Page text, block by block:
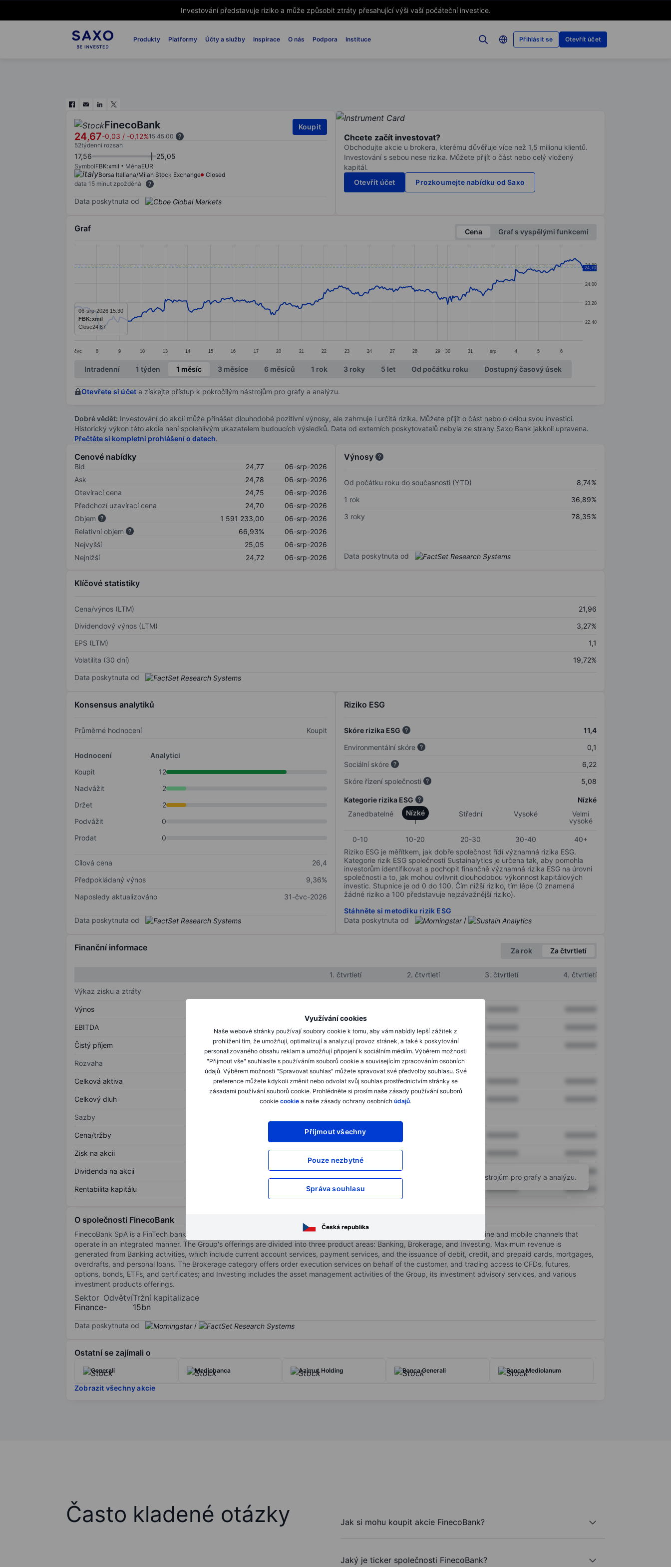
Investování představuje riziko a může způsobit ztráty přesahující výši vaší počáteční investice.
Produkty Platformy Účty a služby Inspirace O nás Podpora Instituce Přihlásit se Otevřít účet
Využívání cookies
Naše webové stránky používají soubory cookie k tomu, aby vám nabídly lepší zážitek z
prohlížení tím, že umožňují, optimalizují a analyzují provoz stránek, a také k poskytování
personalizovaného obsahu reklam a umožňují připojení k sociálním médiím. Výběrem možnosti
"Přijmout vše" souhlasíte s používáním souborů cookie a souvisejícím zpracováním osobních
údajů. Výběrem možnosti "Spravovat souhlas" můžete spravovat své předvolby souhlasu. Své
preference můžete kdykoli změnit nebo odvolat svůj souhlas prostřednictvím stránky se
zásadami používání souborů cookie. Prohlédněte si prosím naše zásady používání souborů
cookie cookie a naše zásady ochrany osobních údajů.
Přijmout všechny
Pouze nezbytné
Správa souhlasu
Česká republika
FinecoBank
24,67-0,03 / -0,12%15:45:00
Koupit
52týdenní rozsah
17,56 25,05
SymbolFBK:xmil MěnaEUR
Borsa Italiana/Milan Stock Exchange
Closed
data 15 minut zpožděná
Data poskytnuta od
Chcete začít investovat?
Obchodujte akcie u brokera, kterému důvěřuje více než 1,5 milionu klientů.
Investování s sebou nese rizika. Můžete přijít o část nebo celý vložený
kapitál.
Otevřít účet
Prozkoumejte nabídku od Saxo
Graf Cena
Graf s vyspělými funkcemi
Line chart with 404 data points.
The chart has 1 Y axis displaying values. Data ranges from 22.06 to 25.05.
čvc 8 9 10 13 14 15 16 17 20 21 22 23 24 27 28 29 30 31 srp 4 5 6
22,40
23,20
24,00
24,80
24,70
06-srp-2026 15:30
FBK:xmil
Close24,67
End of interactive chart.
Intradenní 1 týden 1 měsíc 3 měsíce 6 měsíců 1 rok 3 roky 5 let Od počátku roku Dostupný časový úsek
Otevřete si účet a získejte přístup k pokročilým nástrojům pro grafy a analýzu.
Dobré vědět: Investování do akcií může přinášet dlouhodobé pozitivní výnosy, ale zahrnuje i určitá rizika. Můžete přijít o část nebo o celou svou investici.
Historický výkon této akcie není spolehlivým ukazatelem budoucích výsledků. Data od externích poskytovatelů nebyla ze strany Saxo Bank jakkoli upravena.
Přečtěte si kompletní prohlášení o datech.
Cenové nabídky
Bid 24,77
06-srp-2026
Ask
24,78
06-srp-2026
Otevírací cena
24,75
06-srp-2026
Předchozí uzavírací cena
24,70
06-srp-2026
Objem
1 591 233,00
06-srp-2026
Relativní objem
66,93%
06-srp-2026
Nejvyšší
25,05
06-srp-2026
Nejnižší
24,72 06-srp-2026
Výnosy
Od počátku roku do současnosti (YTD)
8,74%
1 rok
36,89%
3 roky
78,35%
Data poskytnuta od
Klíčové statistiky
Cena/výnos (LTM)
21,96
Dividendový výnos (LTM)
3,27%
EPS (LTM)
1,1
Volatilita (30 dní)
19,72%
Data poskytnuta od
Konsensus analytiků
Průměrné hodnocení Koupit
Hodnocení
Analytici
Koupit
12
Nadvážit
2
Držet
2
Podvážit
0
Prodat
0
Cílová cena
26,4
Předpokládaný výnos
9,36%
Naposledy aktualizováno
31-čvc-2026
Data poskytnuta od
Riziko ESG
Skóre rizika ESG
11,4
Environmentální skóre
0,1
Sociální skóre
6,22
Skóre řízení společnosti
5,08
Kategorie rizika ESG
Nízké
Zanedbatelné
Nízké Střední Vysoké
Velmi
vysoké
0-10 10-20 20-30 30-40
40+
Riziko ESG je měřítkem, jak dobře společnost řídí významná rizika ESG.
Kategorie rizik ESG společnosti Sustainalytics je určena tak, aby pomohla
investorům identifikovat a pochopit finančně významná rizika ESG na úrovni
společnosti a to, jak mohou ovlivnit dlouhodobou výkonnost kapitálových
investic. Stupnice je od 0 do 100. Čím nižší riziko, tím lépe (0 znamená
žádné riziko a 100 představuje nejzávažnější riziko).
Stáhněte si metodiku rizik ESG
Data poskytnuta od
/
Finanční informace Za rok Za čtvrtletí
1. čtvrtletí 2. čtvrtletí 3. čtvrtletí
4. čtvrtletí
Výkaz zisku a ztráty
Výnos
EBITDA XXXXXXX XXXXXXX
Čistý příjem XXXXXXX XXXXXXX
Rozvaha
Celková aktiva XXXXXXX XXXXXXX
Celkový dluh XXXXXXX XXXXXXX
Sazby
Cena/tržby XXXXXXX
Zisk na akcii XXXXXXX
Dividenda na akcii XXXXXXX
Rentabilita kapitálu XXXXXXX XXXXXXX XXXXXXX
Otevřete si účeta získejte přístup k pokročilým nástrojům pro grafy a analýzu.
O společnosti FinecoBank
FinecoBank SpA is a FinTech bank based in Italy, offering its services through a network of personal financial advisors and online and mobile channels that
operate in an integrated manner. The Group's offerings are divided into three product areas: Banking, Brokerage, and Investing. Maximum revenue is
generated from Banking activities, which include current account services, payment services, and the issuance of debit, credit, and prepaid cards, mortgages,
overdrafts, and personal loans. The Brokerage category offers order execution services on behalf of the customer, and trading access to CFDs, futures,
options, bonds, ETFs, and certificates; and Investing includes the asset management activities of the Group, its investment advisory services, and various
investment products offerings.
Sektor
Finance
Odvětví
-
Tržní kapitalizace
15bn
Data poskytnuta od /
Ostatní se zajímali o
Generali Mediobanca Azimut Holding Banca Generali Banca Mediolanum
Zobrazit všechny akcie
Často kladené otázky Jak si mohu koupit akcie FinecoBank?
Jaký je ticker společnosti FinecoBank?